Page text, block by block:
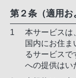
第２条（適用お
本サービスは
国内にお住
るサービスで
への提供はい